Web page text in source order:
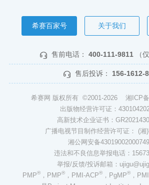
希赛百家号 关于我们
售前电话： 400-111-9811 （
售后投诉： 156-1612-
希赛网 版权所有 ©2001-2026 湘ICP
出版物经营许可证：
高新技术企业证书：
广播电视节目制作经营许可证： (湘
湘公网安备
违法和不良信息举报电话：
举报/反馈/投诉邮箱：
PMP®，PMP®，PMI-ACP®，PgMP®，